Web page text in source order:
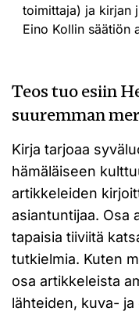
toimittaja) ja kirjan
Eino Kollin säätiön
Teos tuo esiin
suuremman
Kirja tarjoaa
hämäläiseen
artikkeleiden
asiantuntijaa. Osa
tapaisia tiiviitä
tutkielmia. Kuten
osa artikkeleista
lähteiden, kuva-